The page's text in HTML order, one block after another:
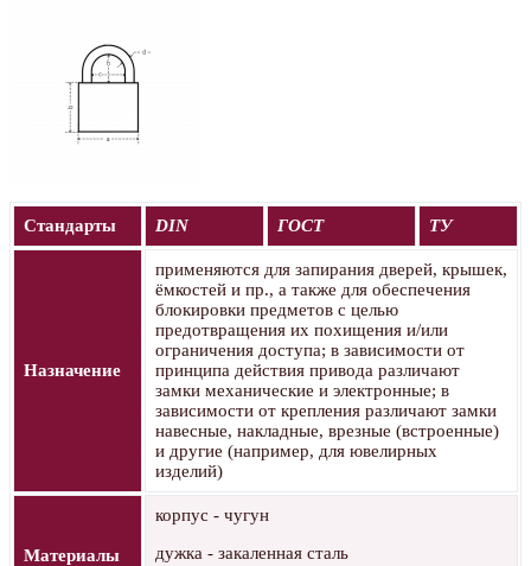
Стандарты DIN ГОСТ ТУ
Назначение
применяются для запирания дверей, крышек,
ёмкостей и пр., а также для обеспечения
блокировки предметов с целью
предотвращения их похищения и/или
ограничения доступа; в зависимости от
принципа действия привода различают
замки механические и электронные; в
зависимости от крепления различают замки
навесные, накладные, врезные (встроенные)
и другие (например, для ювелирных
изделий)
Материалы
корпус - чугун
дужка - закаленная сталь